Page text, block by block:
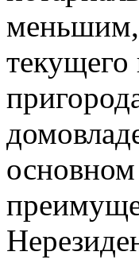
меньшим,